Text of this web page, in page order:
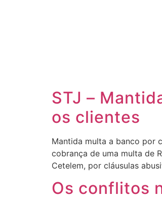
STJ –
os clientes
Mantida multa a banco por
cobrança de uma multa de
Cetelem, por cláusulas
Os conflitos